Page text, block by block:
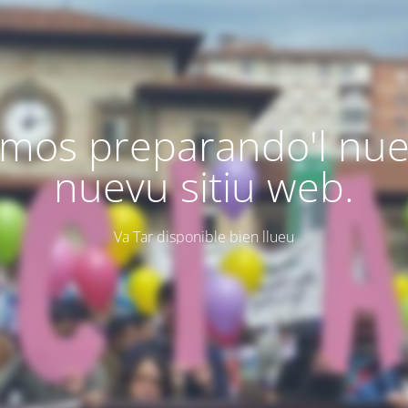
preparando'l
nuevu sitiu web.
Va Tar disponible bien llueu